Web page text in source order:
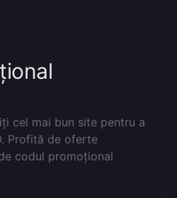
cel mai bun site pentru a
Profită de oferte
codul promoțional